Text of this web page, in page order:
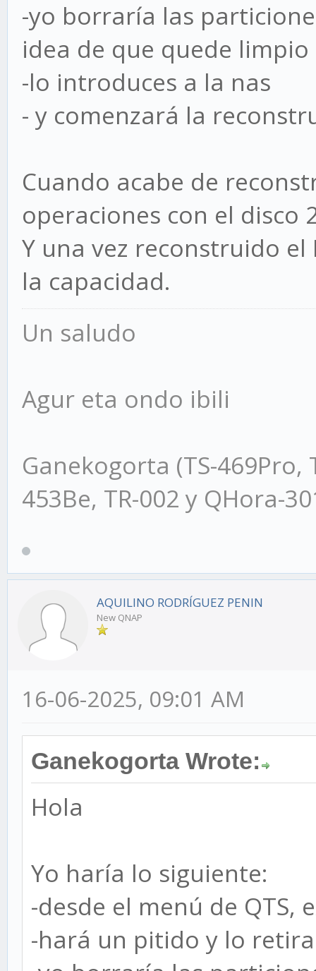
-yo borraría las
idea de que quede
-lo introduces a la nas
- y comenzará la
Cuando acabe de
operaciones con el disco
Y una vez reconstruido
la capacidad.
Un saludo
Agur eta ondo ibili
Ganekogorta (TS-469Pro,
453Be, TR-002 y QHora-
AQUILINO RODRÍGUEZ PENIN
New QNAP
16-06-2025, 09:01 AM
Ganekogorta Wrote:
Hola
Yo haría lo siguiente:
-desde el menú de QTS,
-hará un pitido y lo